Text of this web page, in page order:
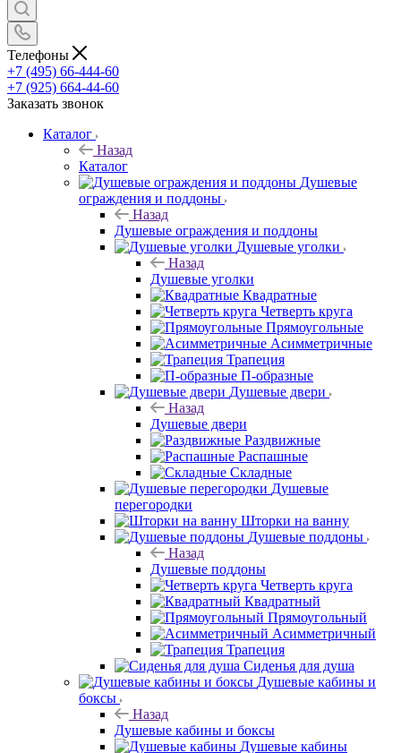
Телефоны
+7 (495) 66-444-60
+7 (925) 664-44-60
Заказать звонок
Каталог
Назад
Каталог
Душевые
ограждения и поддоны
Назад
Душевые ограждения и поддоны
Душевые уголки
Назад
Душевые уголки
Квадратные
Четверть круга
Прямоугольные
Асимметричные
Трапеция
П-образные
Душевые двери
Назад
Душевые двери
Раздвижные
Распашные
Складные
Душевые
перегородки
Шторки на ванну
Душевые поддоны
Назад
Душевые поддоны
Четверть круга
Квадратный
Прямоугольный
Асимметричный
Трапеция
Сиденья для душа
Душевые кабины и
боксы
Назад
Душевые кабины и боксы
Душевые кабины